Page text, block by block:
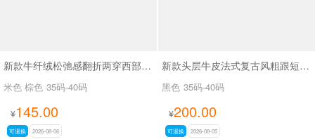
新款牛纤绒松弛感翻折两穿西部牛仔靴长靴SA26609
米色 棕色 35码-40码
¥145.00
可退换 2026-08-06
新款头层牛皮法式复古风粗跟短靴女百搭款休闲女靴SA2678
黑色 35码-40码
¥200.00
可退换 2026-08-05